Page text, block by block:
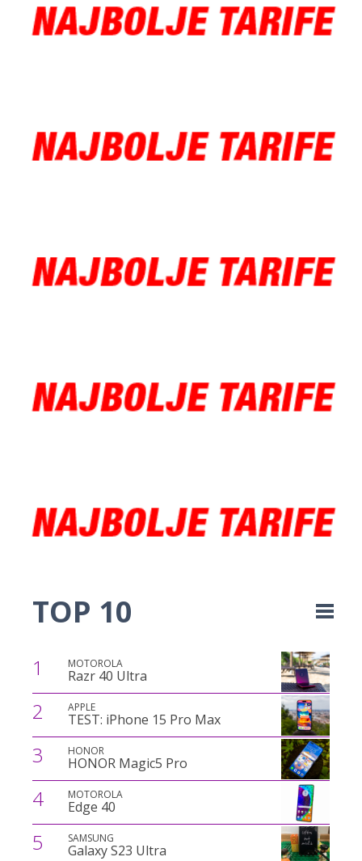
TOP 10
1 MOTOROLA
Razr 40 Ultra
2 APPLE
TEST: iPhone 15 Pro Max
3 HONOR
HONOR Magic5 Pro
4 MOTOROLA
Edge 40
5 SAMSUNG
Galaxy S23 Ultra